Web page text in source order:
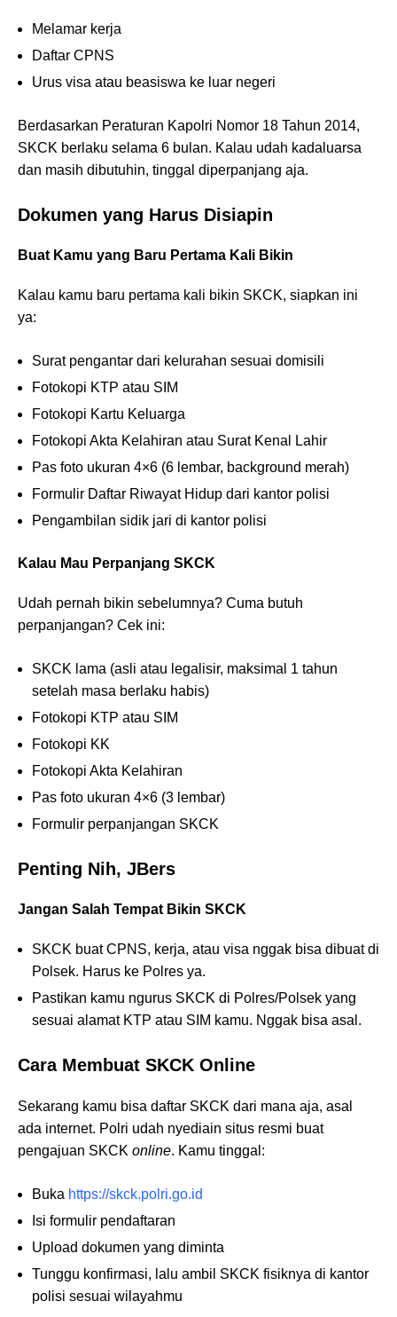
Melamar kerja
Daftar CPNS
Urus visa atau beasiswa ke luar negeri
Berdasarkan Peraturan Kapolri Nomor 18 Tahun 2014,
SKCK berlaku selama 6 bulan. Kalau udah kadaluarsa
dan masih dibutuhin, tinggal diperpanjang aja.
Dokumen yang Harus Disiapin
Buat Kamu yang Baru Pertama Kali Bikin
Kalau kamu baru pertama kali bikin SKCK, siapkan ini
ya:
Surat pengantar dari kelurahan sesuai domisili
Fotokopi KTP atau SIM
Fotokopi Kartu Keluarga
Fotokopi Akta Kelahiran atau Surat Kenal Lahir
Pas foto ukuran 4×6 (6 lembar, background merah)
Formulir Daftar Riwayat Hidup dari kantor polisi
Pengambilan sidik jari di kantor polisi
Kalau Mau Perpanjang SKCK
Udah pernah bikin sebelumnya? Cuma butuh
perpanjangan? Cek ini:
SKCK lama (asli atau legalisir, maksimal 1 tahun
setelah masa berlaku habis)
Fotokopi KTP atau SIM
Fotokopi KK
Fotokopi Akta Kelahiran
Pas foto ukuran 4×6 (3 lembar)
Formulir perpanjangan SKCK
Penting Nih, JBers
Jangan Salah Tempat Bikin SKCK
SKCK buat CPNS, kerja, atau visa nggak bisa dibuat di
Polsek. Harus ke Polres ya.
Pastikan kamu ngurus SKCK di Polres/Polsek yang
sesuai alamat KTP atau SIM kamu. Nggak bisa asal.
Cara Membuat SKCK Online
Sekarang kamu bisa daftar SKCK dari mana aja, asal
ada internet. Polri udah nyediain situs resmi buat
pengajuan SKCK online. Kamu tinggal:
Buka https://skck.polri.go.id
Isi formulir pendaftaran
Upload dokumen yang diminta
Tunggu konfirmasi, lalu ambil SKCK fisiknya di kantor
polisi sesuai wilayahmu